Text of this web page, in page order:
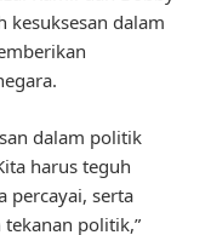
kesuksesan dalam
dalam politik
harus teguh
percayai, serta
politik,”